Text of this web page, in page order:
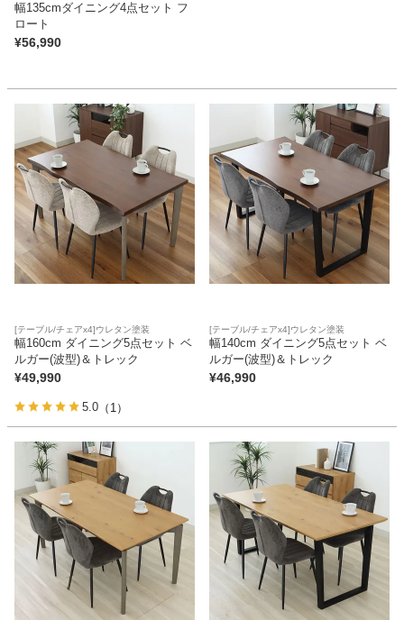
幅135cmダイニング4点セット フ
ロート
¥56,990
[テーブル/チェアx4]ウレタン塗装
幅160cm ダイニング5点セット ベ
ルガー(波型)＆トレック
¥49,990
5.0 （1）
[テーブル/チェアx4]ウレタン塗装
幅140cm ダイニング5点セット ベ
ルガー(波型)＆トレック
¥46,990